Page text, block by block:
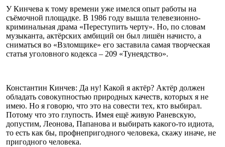
У Кинчева к тому времени уже имелся опыт работы на
съёмочной площадке. В 1986 году вышла телевезионно-
криминальная драма «Переступить черту». Но, по словам
музыканта, актёрских амбиций он был лишён начисто, а
сниматься во «Взломщике» его заставила самая творческая
статья уголовного кодекса – 209 «Тунеядство».
Константин Кинчев: Да ну! Какой я актёр? Актёр должен
обладать совокупностью природных качеств, которых я не
имею. Но я говорю, что это на совести тех, кто выбирал.
Потому что это глупость. Имея ещё живую Раневскую,
допустим, Леонова, Папанова и выбирать какого-то идиота,
то есть как бы, профнепригодного человека, скажу иначе, не
пригодного человека.